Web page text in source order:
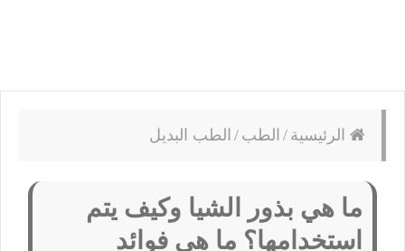
الرئيسية / الطب / الطب البديل
ما هي بذور الشيا وكيف يتم
استخدامها؟ ما هي فوائد